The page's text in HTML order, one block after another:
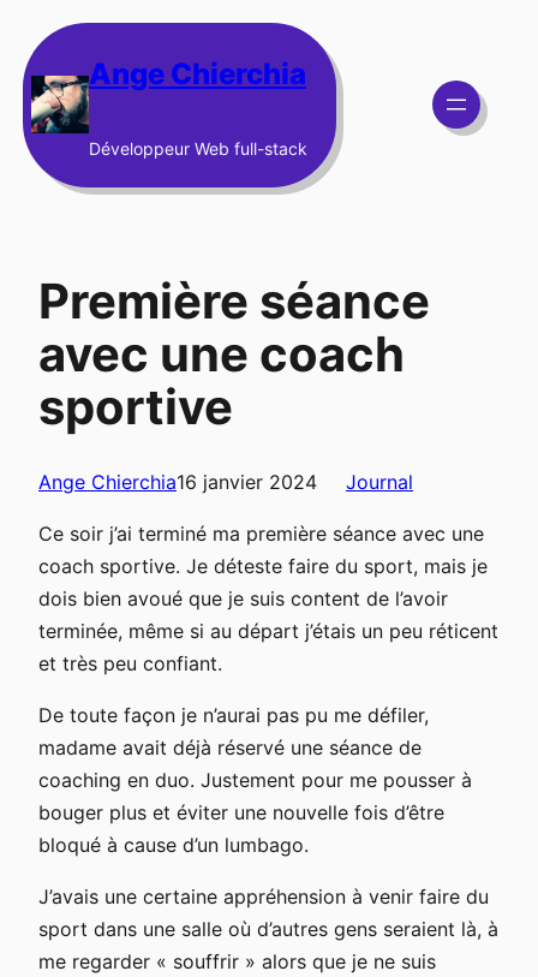
au
contenu Ange Chierchia
Développeur Web full-stack
Première séance
avec une coach
sportive
Ange Chierchia16 janvier 2024 Journal
Ce soir j’ai terminé ma première séance avec une
coach sportive. Je déteste faire du sport, mais je
dois bien avoué que je suis content de l’avoir
terminée, même si au départ j’étais un peu réticent
et très peu confiant.
De toute façon je n’aurai pas pu me défiler,
madame avait déjà réservé une séance de
coaching en duo. Justement pour me pousser à
bouger plus et éviter une nouvelle fois d’être
bloqué à cause d’un lumbago.
J’avais une certaine appréhension à venir faire du
sport dans une salle où d’autres gens seraient là, à
me regarder « souffrir » alors que je ne suis